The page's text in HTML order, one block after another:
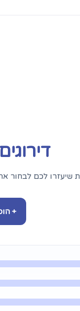
שיעזרו לכם לבחור
+